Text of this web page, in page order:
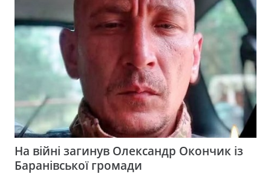
На війні загинув Олександр Окончик із
Баранівської громади